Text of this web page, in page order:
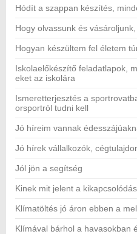
Hódít a szappan készítés,
Hogy olvassunk és
Hogyan készültem fel életem
Iskolaelőkészítő feladatlapok,
eket az iskolára
Ismeretterjesztés a
orsportról tudni kell
Jó híreim vannak
Jó hírek vállalkozók,
Jól jön a segítség
Kinek mit jelent a
Klímatöltés jó áron ebben a
Klímával bárhol a havasokban